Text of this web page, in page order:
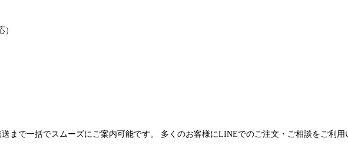
まで一括でスムーズにご案内可能です。 多くのお客様にLINEでのご注文・ご相談をご利用